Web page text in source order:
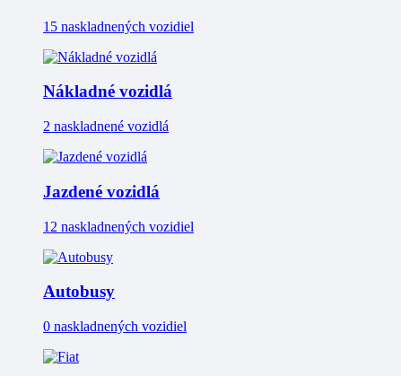
15 naskladnených vozidiel
Nákladné vozidlá
2 naskladnené vozidlá
Jazdené vozidlá
12 naskladnených vozidiel
Autobusy
0 naskladnených vozidiel